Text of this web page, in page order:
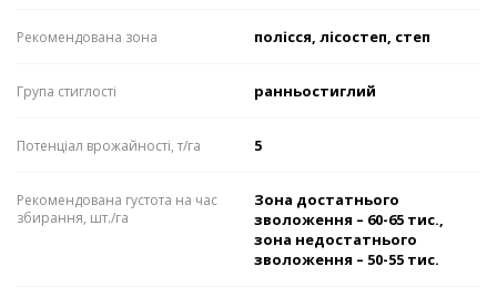
Рекомендована зона полісся, лісостеп, степ
Група стиглості ранньостиглий
Потенціал врожайності, т/га 5
Рекомендована густота на час
збирання, шт./га
Зона достатнього
зволоження – 60-65 тис.,
зона недостатнього
зволоження – 50-55 тис.